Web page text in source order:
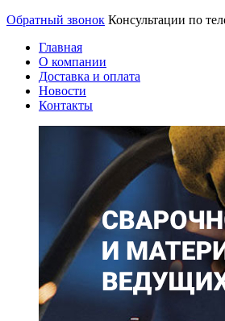
Обратный звонок Консультации по
Главная
О компании
Доставка и оплата
Новости
Контакты